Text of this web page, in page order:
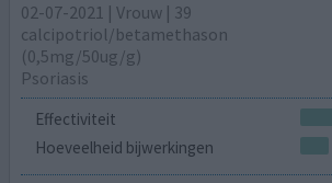
02-07-2021 | Vrouw | 39
calcipotriol/​betamethason
(0,5mg/50ug/g)
Psoriasis
Effectiviteit
Hoeveelheid bijwerkingen